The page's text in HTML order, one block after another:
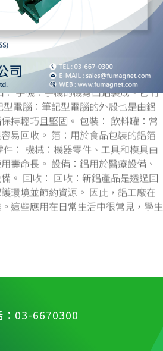
車、自行車和卡車的零件。例如，引
機部件：飛機部件應該輕且堅固。鋁
施工： 建築物：鋁用作窗框、門和管
橋樑：鋁也用於橋樑和塔等結構。它
： 手機：手機的機身由鋁製成。它們
型電腦：筆記型電腦的外殼也是由鋁
持輕巧且堅固。 包裝： 飲料罐：常
易回收。 箔：用於食品包裝的鋁箔
： 機械：機器零件、工具和模具由
壽命長。 設備：鋁用於醫療設備、
。 回收： 回收：新鋁產品是透過回
環境並節約資源。 因此，鋁工廠在
這些應用在日常生活中很常見，學生
：03-6670300